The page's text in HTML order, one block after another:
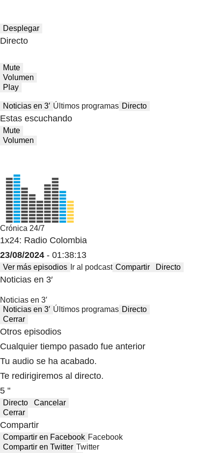
Desplegar
Directo
Mute
Volumen
Play
Noticias en 3′ Últimos programas Directo
Estas escuchando
Mute
Volumen
Crónica 24/7
1x24: Radio Colombia
23/08/2024 - 01:38:13
Ver más episodios Ir al podcast Compartir Directo
Noticias en 3′
Noticias en 3′
Noticias en 3′ Últimos programas Directo
Cerrar
Otros episodios
Cualquier tiempo pasado fue anterior
Tu audio se ha acabado.
Te redirigiremos al directo.
5 "
Directo
Cancelar
Cerrar
Compartir
Compartir en Facebook Facebook
Compartir en Twitter Twitter